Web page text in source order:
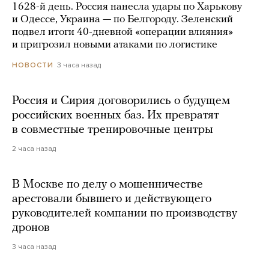
1628-й день. Россия нанесла удары по Харькову
и Одессе, Украина — по Белгороду. Зеленский
подвел итоги 40-дневной «операции влияния»
и пригрозил новыми атаками по логистике
НОВОСТИ 3 часа назад
Россия и Сирия договорились о будущем
российских военных баз. Их превратят
в совместные тренировочные центры
2 часа назад
В Москве по делу о мошенничестве
арестовали бывшего и действующего
руководителей компании по производству
дронов
3 часа назад